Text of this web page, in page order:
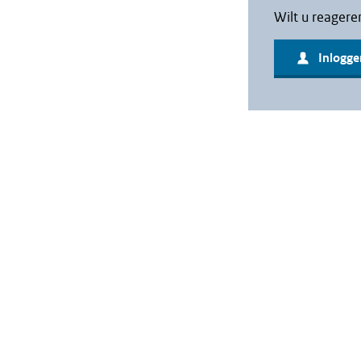
Wilt u